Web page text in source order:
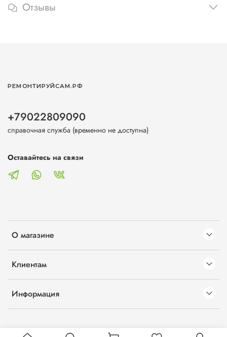
Отзывы
О магазине
Клиентам
Информация
РЕМОНТИРУЙСАМ.РФ
+79022809090
справочная служба (временно не доступна)
Оставайтесь на связи